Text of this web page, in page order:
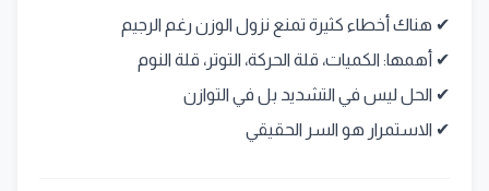
✔ هناك أخطاء كثيرة تمنع نزول الوزن رغم الرجيم
✔ أهمها: الكميات، قلة الحركة، التوتر، قلة النوم
✔ الحل ليس في التشديد بل في التوازن
✔ الاستمرار هو السر الحقيقي